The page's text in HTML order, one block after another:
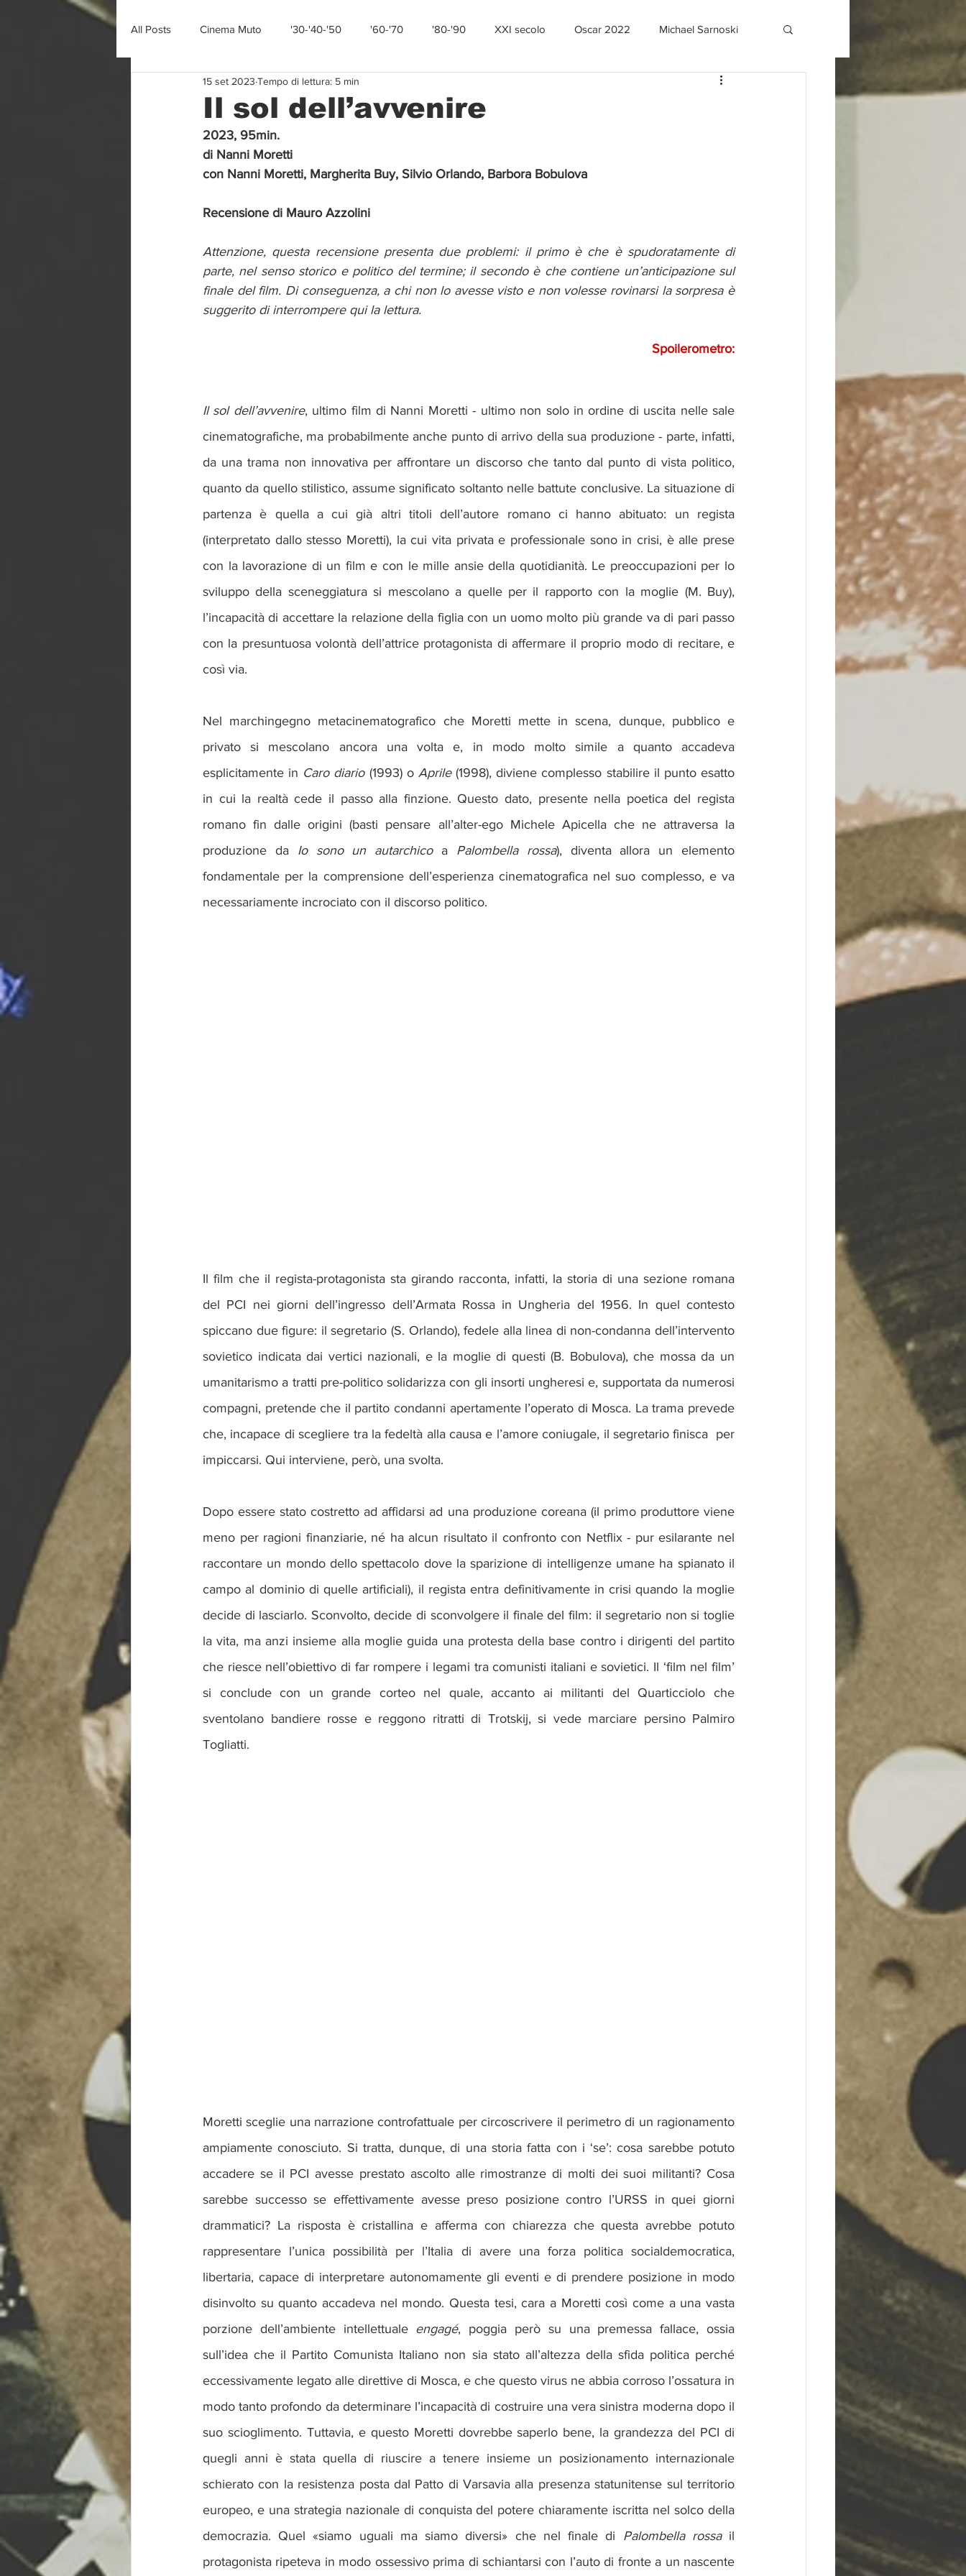
All Posts Cinema Muto '30-'40-'50 '60-'70 '80-'90 XXI secolo Oscar 2022 Michael Sarnoski
Il sol dell’avvenire
15 set 2023 Tempo di lettura: 5 min
2023, 95min.
di Nanni Moretti
con Nanni Moretti, Margherita Buy, Silvio Orlando, Barbora Bobulova
Recensione di Mauro Azzolini
Attenzione, questa recensione presenta due problemi: il primo è che è spudoratamente di
parte, nel senso storico e politico del termine; il secondo è che contiene un’anticipazione sul
finale del film. Di conseguenza, a chi non lo avesse visto e non volesse rovinarsi la sorpresa è
suggerito di interrompere qui la lettura.
Spoilerometro:
Il sol dell’avvenire, ultimo film di Nanni Moretti - ultimo non solo in ordine di uscita nelle sale
cinematografiche, ma probabilmente anche punto di arrivo della sua produzione - parte, infatti,
da una trama non innovativa per affrontare un discorso che tanto dal punto di vista politico,
quanto da quello stilistico, assume significato soltanto nelle battute conclusive. La situazione di
partenza è quella a cui già altri titoli dell’autore romano ci hanno abituato: un regista
(interpretato dallo stesso Moretti), la cui vita privata e professionale sono in crisi, è alle prese
con la lavorazione di un film e con le mille ansie della quotidianità. Le preoccupazioni per lo
sviluppo della sceneggiatura si mescolano a quelle per il rapporto con la moglie (M. Buy),
l’incapacità di accettare la relazione della figlia con un uomo molto più grande va di pari passo
con la presuntuosa volontà dell’attrice protagonista di affermare il proprio modo di recitare, e
così via.
Nel marchingegno metacinematografico che Moretti mette in scena, dunque, pubblico e
privato si mescolano ancora una volta e, in modo molto simile a quanto accadeva
esplicitamente in Caro diario (1993) o Aprile (1998), diviene complesso stabilire il punto esatto
in cui la realtà cede il passo alla finzione. Questo dato, presente nella poetica del regista
romano fin dalle origini (basti pensare all’alter-ego Michele Apicella che ne attraversa la
produzione da Io sono un autarchico a Palombella rossa), diventa allora un elemento
fondamentale per la comprensione dell’esperienza cinematografica nel suo complesso, e va
necessariamente incrociato con il discorso politico.
Il film che il regista-protagonista sta girando racconta, infatti, la storia di una sezione romana
del PCI nei giorni dell’ingresso dell’Armata Rossa in Ungheria del 1956. In quel contesto
spiccano due figure: il segretario (S. Orlando), fedele alla linea di non-condanna dell’intervento
sovietico indicata dai vertici nazionali, e la moglie di questi (B. Bobulova), che mossa da un
umanitarismo a tratti pre-politico solidarizza con gli insorti ungheresi e, supportata da numerosi
compagni, pretende che il partito condanni apertamente l’operato di Mosca. La trama prevede
che, incapace di scegliere tra la fedeltà alla causa e l’amore coniugale, il segretario finisca  per
impiccarsi. Qui interviene, però, una svolta.
Dopo essere stato costretto ad affidarsi ad una produzione coreana (il primo produttore viene
meno per ragioni finanziarie, né ha alcun risultato il confronto con Netflix - pur esilarante nel
raccontare un mondo dello spettacolo dove la sparizione di intelligenze umane ha spianato il
campo al dominio di quelle artificiali), il regista entra definitivamente in crisi quando la moglie
decide di lasciarlo. Sconvolto, decide di sconvolgere il finale del film: il segretario non si toglie
la vita, ma anzi insieme alla moglie guida una protesta della base contro i dirigenti del partito
che riesce nell’obiettivo di far rompere i legami tra comunisti italiani e sovietici. Il ‘film nel film’
si conclude con un grande corteo nel quale, accanto ai militanti del Quarticciolo che
sventolano bandiere rosse e reggono ritratti di Trotskij, si vede marciare persino Palmiro
Togliatti.
Moretti sceglie una narrazione controfattuale per circoscrivere il perimetro di un ragionamento
ampiamente conosciuto. Si tratta, dunque, di una storia fatta con i ‘se’: cosa sarebbe potuto
accadere se il PCI avesse prestato ascolto alle rimostranze di molti dei suoi militanti? Cosa
sarebbe successo se effettivamente avesse preso posizione contro l’URSS in quei giorni
drammatici? La risposta è cristallina e afferma con chiarezza che questa avrebbe potuto
rappresentare l’unica possibilità per l’Italia di avere una forza politica socialdemocratica,
libertaria, capace di interpretare autonomamente gli eventi e di prendere posizione in modo
disinvolto su quanto accadeva nel mondo. Questa tesi, cara a Moretti così come a una vasta
porzione dell’ambiente intellettuale engagé, poggia però su una premessa fallace, ossia
sull’idea che il Partito Comunista Italiano non sia stato all’altezza della sfida politica perché
eccessivamente legato alle direttive di Mosca, e che questo virus ne abbia corroso l’ossatura in
modo tanto profondo da determinare l’incapacità di costruire una vera sinistra moderna dopo il
suo scioglimento. Tuttavia, e questo Moretti dovrebbe saperlo bene, la grandezza del PCI di
quegli anni è stata quella di riuscire a tenere insieme un posizionamento internazionale
schierato con la resistenza posta dal Patto di Varsavia alla presenza statunitense sul territorio
europeo, e una strategia nazionale di conquista del potere chiaramente iscritta nel solco della
democrazia. Quel «siamo uguali ma siamo diversi» che nel finale di Palombella rossa il
protagonista ripeteva in modo ossessivo prima di schiantarsi con l’auto di fronte a un nascente